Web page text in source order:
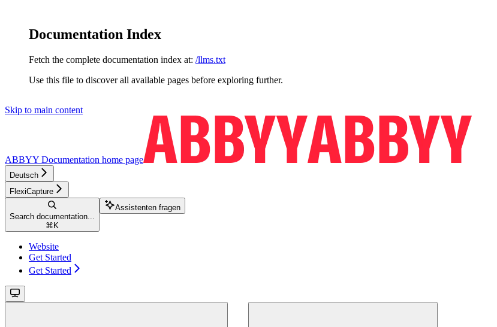
Documentation Index
Fetch the complete documentation index at: /llms.txt
Use this file to discover all available pages before exploring further.
Skip to main content
ABBYY Documentation home page
Deutsch
FlexiCapture
Search documentation...
⌘ K
Assistenten fragen
Website
Get Started
Get Started